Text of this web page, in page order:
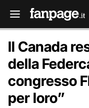
Il Canada
della
congresso
per loro”